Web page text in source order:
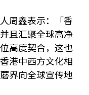
周鑫表示：「香
且汇聚全球高净
高度契合，这也
港中西方文化相
界向全球宣传地